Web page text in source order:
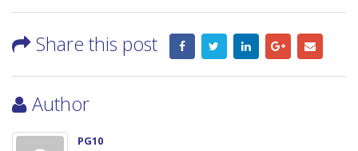
Share this post
Author
PG10